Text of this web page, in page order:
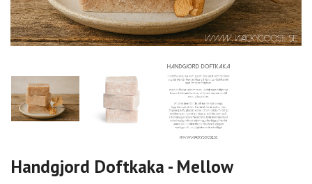
Handgjord Doftkaka - Mellow